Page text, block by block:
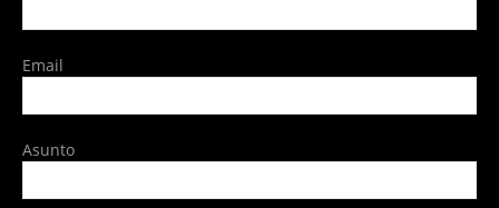
Email
Asunto